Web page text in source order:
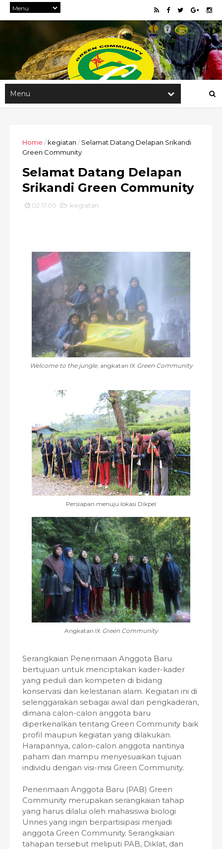
Home / kegiatan / Selamat Datang Delapan Srikandi
Green Community
Selamat Datang Delapan
Srikandi Green Community
02.17.00 kegiatan
Welcome to the jungle, angkatan IX Green Community
Persiapan menuju lokasi Dikpel
Angkatan IX Green Community
Serangkaian Penerimaan Anggota Baru
bertujuan untuk menciptakan kader-kader
yang peduli dan kompeten di bidang
konservasi dan kelestarian alam. Kegiatan ini di
selenggarakan sebagai awal dari pengkaderan,
dimana calon-calon anggota baru
diperkenalkan tentang Green Community baik
profil maupun kegiatan yang dilakukan.
Harapannya, calon-calon anggota nantinya
paham dan mampu menyesuaikan tujuan
individu dengan visi-misi Green Community.
Penerimaan Anggota Baru (PAB) Green
Community merupakan serangkaian tahap
yang harus dilalui oleh mahasiswa biologi
Unnes yang ingin berpartisipasi menjadi
anggota Green Community. Serangkaian
tahapan tersebut meliputi PAB, Diklat, dan